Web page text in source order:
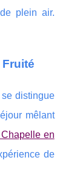
plein air.
distingue
mêlant
en
de